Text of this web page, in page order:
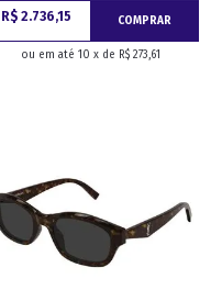
R$ 2.736,15 COMPRAR
ou em até 10 x de R$ 273,61